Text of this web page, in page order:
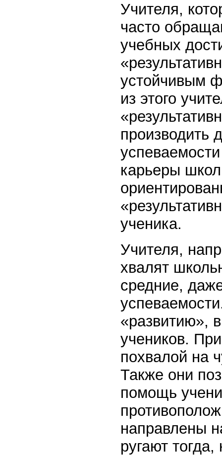
Учителя,
часто
учебных
устойчивым
из этого
производить
карьеры
ученика.
Учителя,
хвалят
средние,
«развитию»,
учеников.
похвалой на
Также они
помощь
направлены
ругают